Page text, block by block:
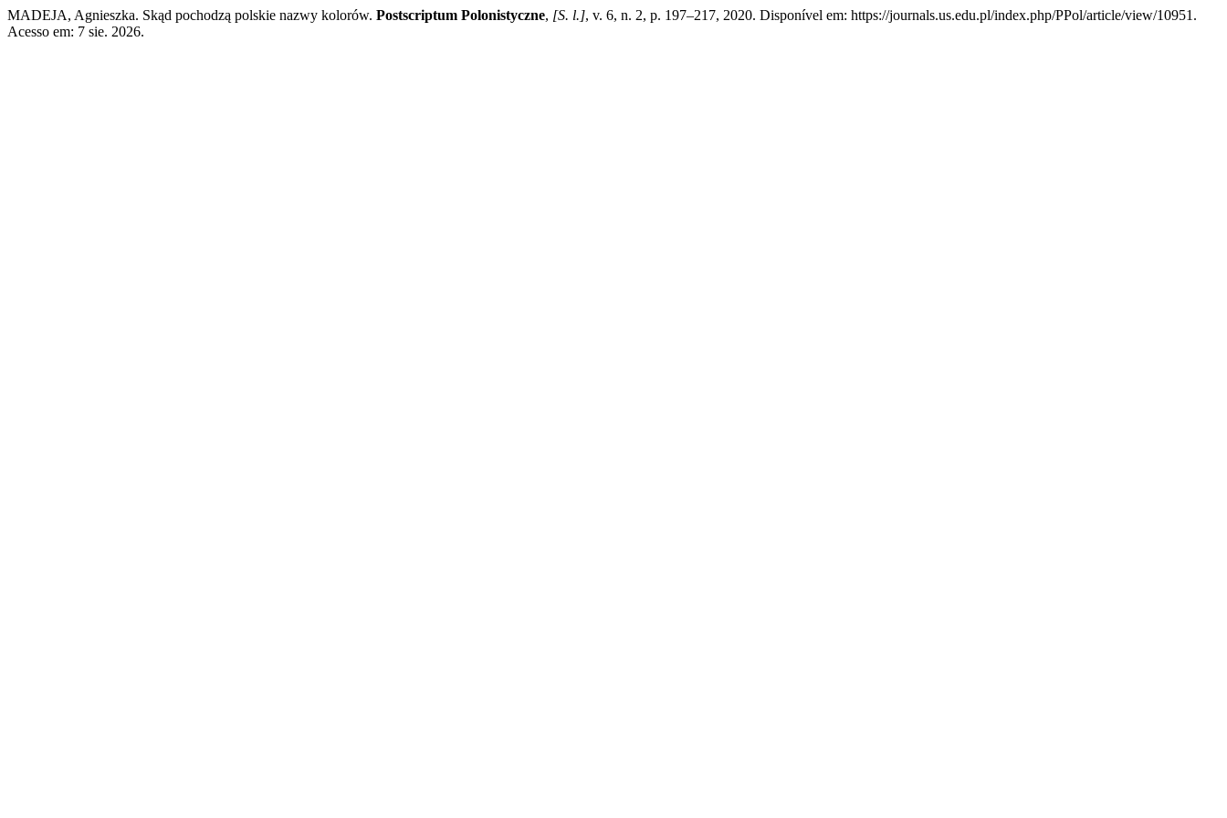
MADEJA, Agnieszka. Skąd pochodzą polskie nazwy kolorów. Postscriptum Polonistyczne, [S. l.], v. 6, n. 2, p. 197–217, 2020. Disponível em: https://journals.us.edu.pl/index.php/PPol/article/view/10951.
Acesso em: 7 sie. 2026.